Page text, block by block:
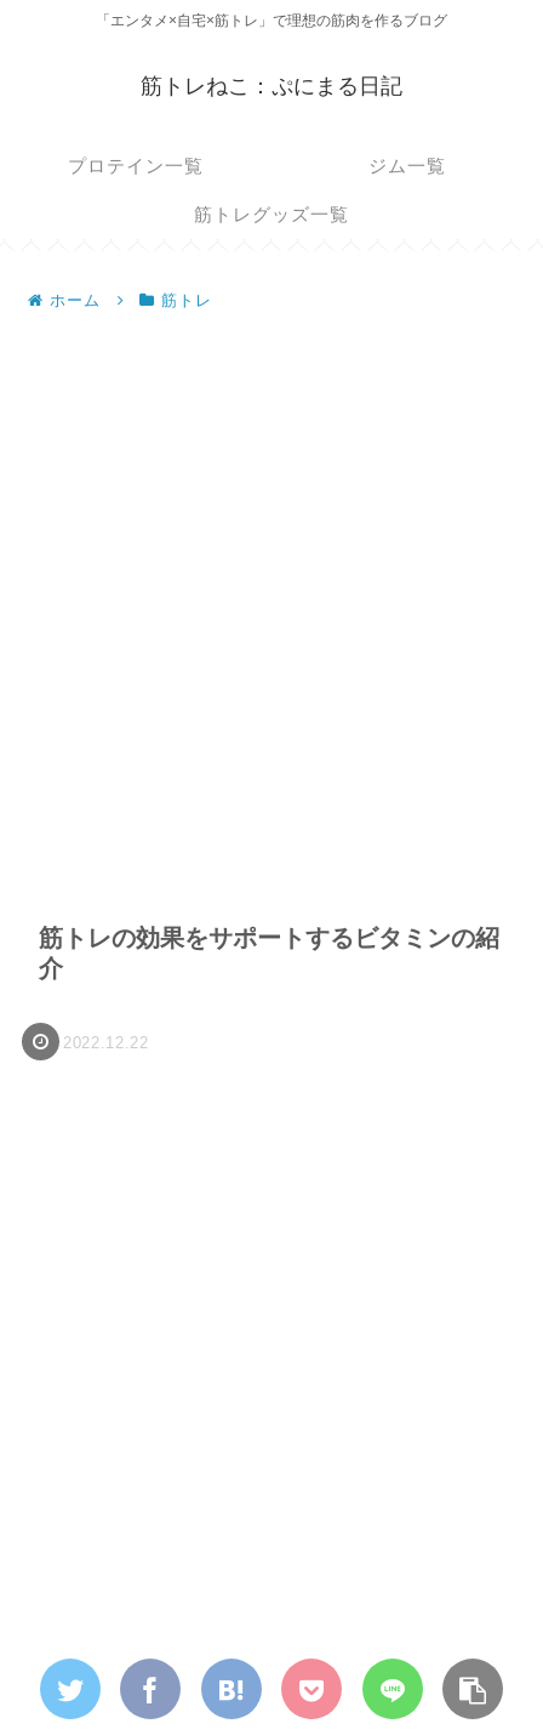
「エンタメ×自宅×筋トレ」で理想の筋肉を作るブログ
筋トレねこ：ぷにまる日記
プロテイン一覧 ジム一覧
筋トレグッズ一覧
ホーム 筋トレ
筋トレの効果をサポートするビタミンの紹
介
2022.12.22